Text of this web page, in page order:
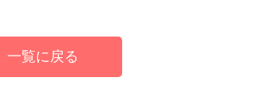
一覧に戻る